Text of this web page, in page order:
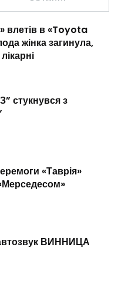
влетів в «Toyota
жінка загинула,
стукнувся з
«Таврія»
ВИННИЦА